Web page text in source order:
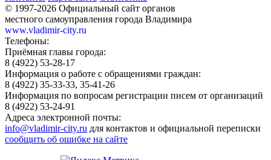
© 1997-2026 Официальный сайт органов
местного самоуправления города Владимира
www.vladimir-city.ru
Телефоны:
Приёмная главы города:
8 (4922) 53-28-17
Информация о работе с обращениями граждан:
8 (4922) 35-33-33, 35-41-26
Информация по вопросам регистрации писем от организаций
8 (4922) 53-24-91
Адреса электронной почты:
info@vladimir-city.ru для контактов и официальной переписки
сообщить об ошибке на сайте